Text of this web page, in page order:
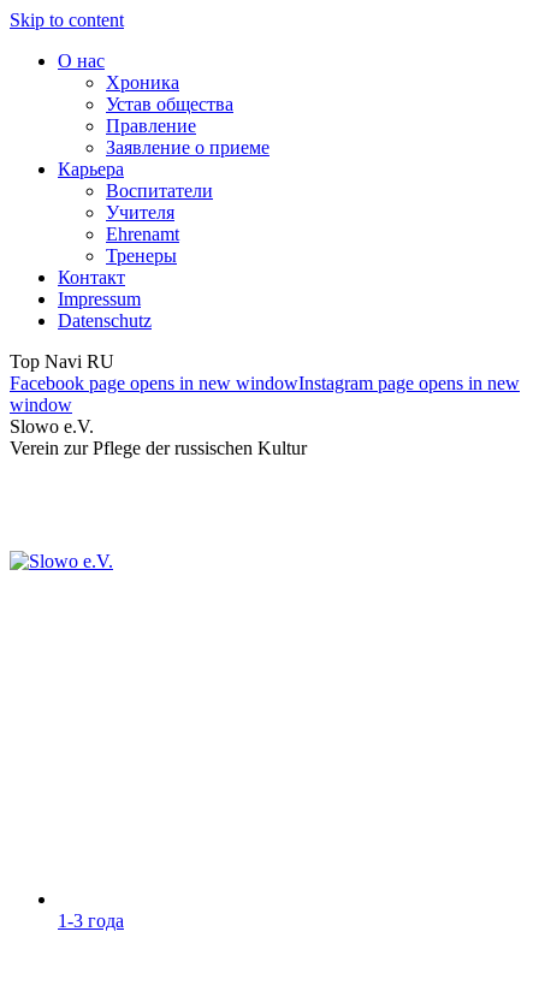
Skip to content
О нас
Хроника
Устав общества
Правление
Заявление о приеме
Карьера
Воспитатели
Учителя
Ehrenamt
Тренеры
Контакт
Impressum
Datenschutz
Top Navi RU
Facebook page opens in new windowInstagram page opens in new
window
Slowo e.V.
Verein zur Pflege der russischen Kultur
1-3 года